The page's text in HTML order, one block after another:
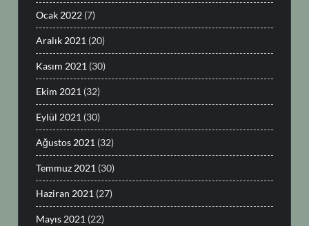
Ocak 2022 (7)
Aralık 2021 (20)
Kasım 2021 (30)
Ekim 2021 (32)
Eylül 2021 (30)
Ağustos 2021 (32)
Temmuz 2021 (30)
Haziran 2021 (27)
Mayıs 2021 (22)